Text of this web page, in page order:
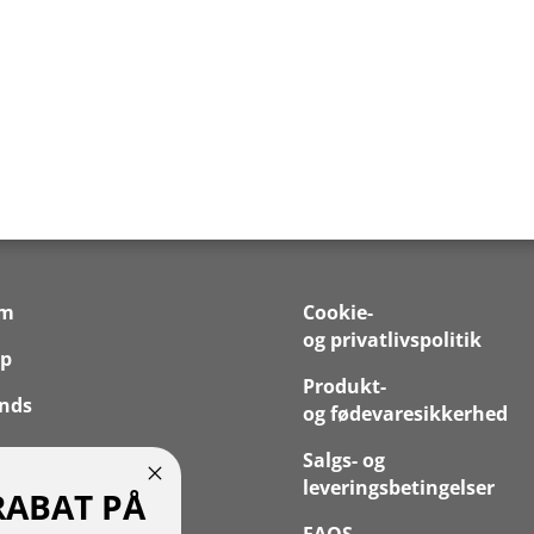
Cookie-
og privatlivspolitik
Produkt-
og fødevaresikkerhed
Salgs- og
leveringsbetingelser
PÅ